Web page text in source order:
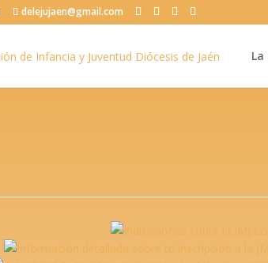
delejujaen@gmail.com
La